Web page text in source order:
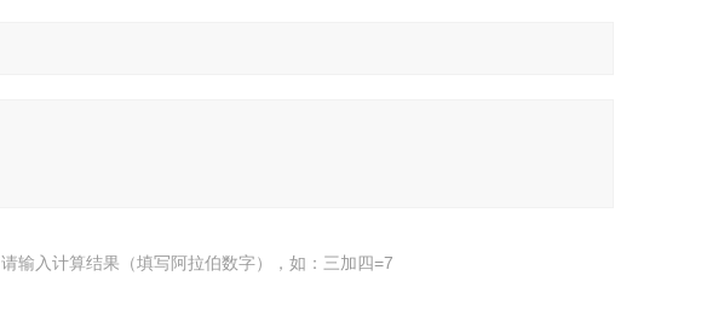
请输入计算结果（填写阿拉伯数字），如：三加四=7